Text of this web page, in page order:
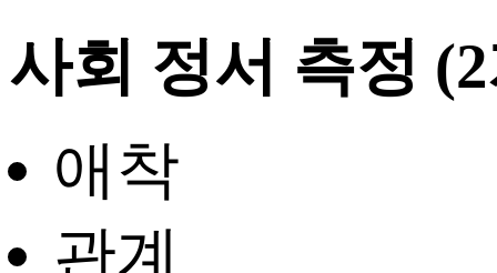
사회 정서 측정
애착
관계